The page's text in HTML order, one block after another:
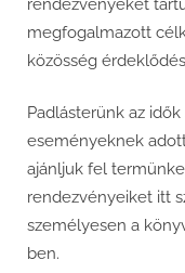
rendezvényeket
megfogalmazott
közösség
Padlásterünk az
eseményeknek
ajánljuk fel
rendezvényeiket itt
személyesen a
ben.